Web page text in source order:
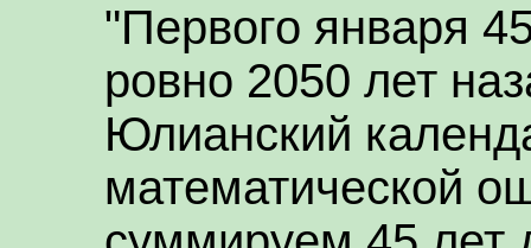
"Первого января
ровно 2050 лет
Юлианский
математической